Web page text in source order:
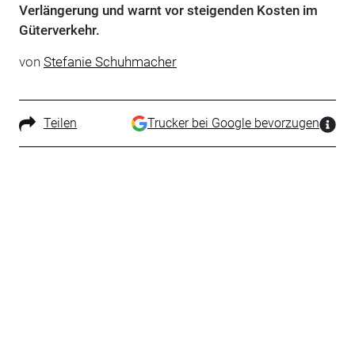
Verlängerung und warnt vor steigenden Kosten im
Güterverkehr.
von Stefanie Schuhmacher
Teilen Trucker bei Google bevorzugen